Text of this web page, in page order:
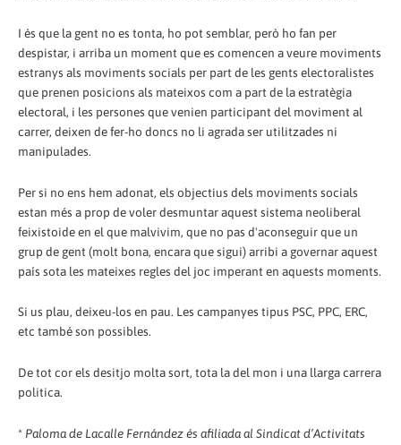
I és que la gent no es tonta, ho pot semblar, però ho fan per
despistar, i arriba un moment que es comencen a veure moviments
estranys als moviments socials per part de les gents electoralistes
que prenen posicions als mateixos com a part de la estratègia
electoral, i les persones que venien participant del moviment al
carrer, deixen de fer-ho doncs no li agrada ser utilitzades ni
manipulades.
Per si no ens hem adonat, els objectius dels moviments socials
estan més a prop de voler desmuntar aquest sistema neoliberal
feixistoide en el que malvivim, que no pas d'aconseguir que un
grup de gent (molt bona, encara que sigui) arribi a governar aquest
país sota les mateixes regles del joc imperant en aquests moments.
Si us plau, deixeu-los en pau. Les campanyes tipus PSC, PPC, ERC,
etc també son possibles.
De tot cor els desitjo molta sort, tota la del mon i una llarga carrera
politica.
* Paloma de Lacalle Fernández és afiliada al Sindicat d’Activitats